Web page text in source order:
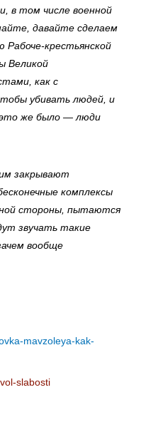
в том числе военной
давайте сделаем
крестьянской
Великой
как с
убивать людей, и
это же было — люди
закрывают
комплексы
стороны, пытаются
звучать такие
вообще
mavzoleya-kak-
slabosti